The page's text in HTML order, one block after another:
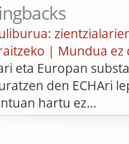
| Mundua ez
eta Europan
den ECHAri
hartu ez…